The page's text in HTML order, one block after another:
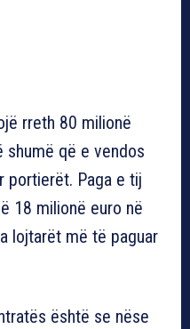
rreth 80 milionë
shumë që e vendos
portierët. Paga e tij
18 milionë euro në
lojtarët më të paguar
është se nëse